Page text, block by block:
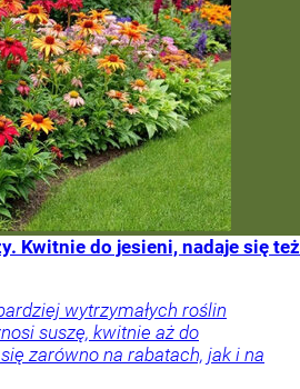
Kwitnie do jesieni, nadaje się też
wytrzymałych roślin
suszę, kwitnie aż do
zarówno na rabatach, jak i na